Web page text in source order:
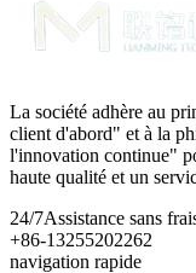
La société adhère au
client d'abord" et à la
l'innovation continue"
haute qualité et un
24/7Assistance sans
+86-13255202262
navigation rapide